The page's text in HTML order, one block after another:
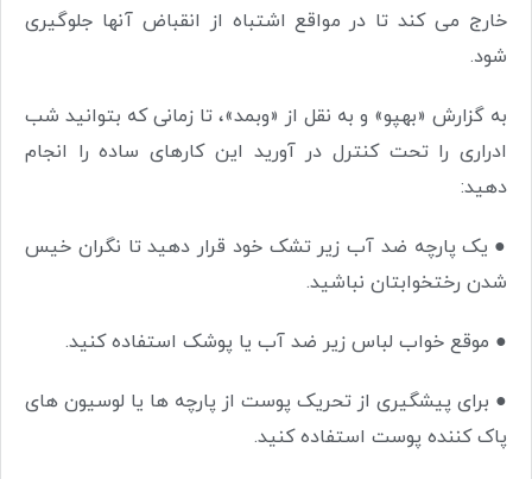
خارج می کند تا در مواقع اشتباه از انقباض آنها جلوگیری
شود.
به گزارش «بهپو» و به نقل از «وبمد»، تا زمانی که بتوانید شب
ادراری را تحت کنترل در آورید این کارهای ساده را انجام
دهید:
● یک پارچه ضد آب زیر تشک خود قرار دهید تا نگران خیس
شدن رختخوابتان نباشید.
● موقع خواب لباس زیر ضد آب یا پوشک استفاده کنید.
● برای پیشگیری از تحریک پوست از پارچه ها یا لوسیون های
پاک کننده پوست استفاده کنید.